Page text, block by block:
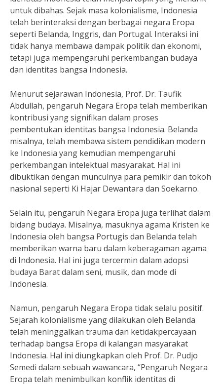
untuk dibahas. Sejak masa kolonialisme, Indonesia
telah berinteraksi dengan berbagai negara Eropa
seperti Belanda, Inggris, dan Portugal. Interaksi ini
tidak hanya membawa dampak politik dan ekonomi,
tetapi juga mempengaruhi perkembangan budaya
dan identitas bangsa Indonesia.
Menurut sejarawan Indonesia, Prof. Dr. Taufik
Abdullah, pengaruh Negara Eropa telah memberikan
kontribusi yang signifikan dalam proses
pembentukan identitas bangsa Indonesia. Belanda
misalnya, telah membawa sistem pendidikan modern
ke Indonesia yang kemudian mempengaruhi
perkembangan intelektual masyarakat. Hal ini
dibuktikan dengan munculnya para pemikir dan tokoh
nasional seperti Ki Hajar Dewantara dan Soekarno.
Selain itu, pengaruh Negara Eropa juga terlihat dalam
bidang budaya. Misalnya, masuknya agama Kristen ke
Indonesia oleh bangsa Portugis dan Belanda telah
memberikan warna baru dalam keberagaman agama
di Indonesia. Hal ini juga tercermin dalam adopsi
budaya Barat dalam seni, musik, dan mode di
Indonesia.
Namun, pengaruh Negara Eropa tidak selalu positif.
Sejarah kolonialisme yang dilakukan oleh Belanda
telah meninggalkan trauma dan ketidakpercayaan
terhadap bangsa Eropa di kalangan masyarakat
Indonesia. Hal ini diungkapkan oleh Prof. Dr. Pudjo
Semedi dalam sebuah wawancara, “Pengaruh Negara
Eropa telah menimbulkan konflik identitas di